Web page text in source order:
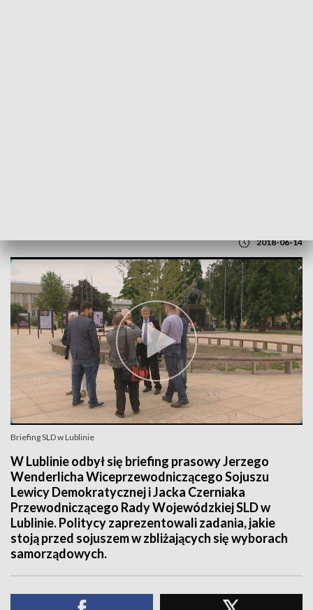
2018-06-14
Briefing SLD w Lublinie
W Lublinie odbył się briefing prasowy Jerzego
Wenderlicha Wiceprzewodniczącego Sojuszu
Lewicy Demokratycznej i Jacka Czerniaka
Przewodniczącego Rady Wojewódzkiej SLD w
Lublinie. Politycy zaprezentowali zadania, jakie
stoją przed sojuszem w zbliżających się wyborach
samorządowych.